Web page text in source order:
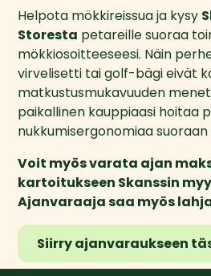
Helpota mökkireissua ja kysy
Storesta petareille suoraa
mökkiosoitteeseesi. Näin
virvelisetti tai golf-bägi eivät
matkustusmukavuuden
paikallinen kauppiaasi hoitaa
nukkumisergonomiaa
Voit myös varata ajan
kartoitukseen Skanssin
Ajanvaraaja saa myös
Siirry ajanvaraukseen